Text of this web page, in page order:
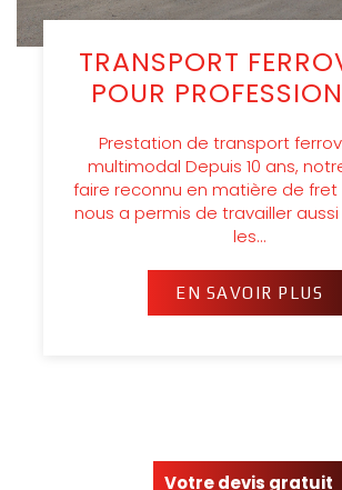
TRANSPORT
POUR
Prestation de transport
multimodal Depuis 10 ans,
faire reconnu en matière de fret
nous a permis de travailler
les…
EN SAVOIR PLUS
Votre devis gratuit